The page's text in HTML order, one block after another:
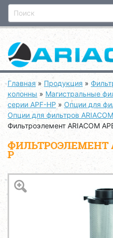
Главная » Продукция »
колонны » Магистральные
серии APF-HP » Опции для
Опции для фильтров
Фильтроэлемент ARIACOM
ФИЛЬТРОЭЛЕМЕНТ
P